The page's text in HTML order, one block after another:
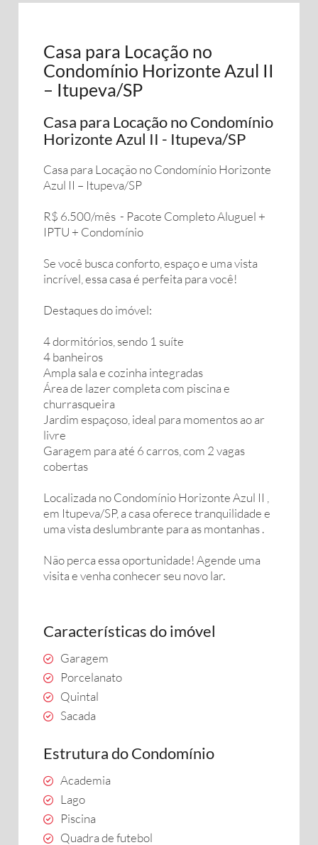
Casa para Locação no
Condomínio Horizonte Azul II
– Itupeva/SP
Casa para Locação no Condomínio
Horizonte Azul II - Itupeva/SP
Casa para Locação no Condomínio Horizonte
Azul II – Itupeva/SP
R$ 6.500/mês - Pacote Completo Aluguel +
IPTU + Condomínio
Se você busca conforto, espaço e uma vista
incrível, essa casa é perfeita para você!
Destaques do imóvel:
4 dormitórios, sendo 1 suíte
4 banheiros
Ampla sala e cozinha integradas
Área de lazer completa com piscina e
churrasqueira
Jardim espaçoso, ideal para momentos ao ar
livre
Garagem para até 6 carros, com 2 vagas
cobertas
Localizada no Condomínio Horizonte Azul II ,
em Itupeva/SP, a casa oferece tranquilidade e
uma vista deslumbrante para as montanhas .
Não perca essa oportunidade! Agende uma
visita e venha conhecer seu novo lar.
Características do imóvel
Garagem
Porcelanato
Quintal
Sacada
Estrutura do Condomínio
Academia
Lago
Piscina
Quadra de futebol